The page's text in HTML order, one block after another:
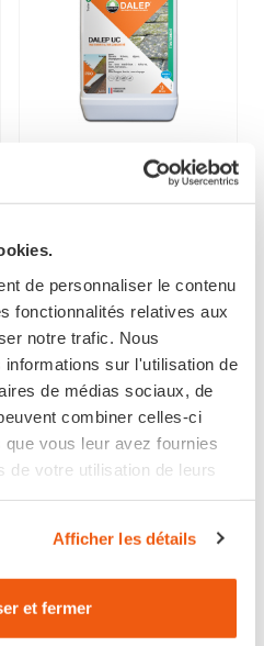
de personnaliser le contenu
fonctionnalités relatives aux
notre trafic. Nous
informations sur l'utilisation de
de médias sociaux, de
combiner celles-ci
vous leur avez fournies
de votre utilisation de leurs
Afficher les détails
et fermer
TRAITEMENT ULTRA
5 avis
15,90 €
En stock